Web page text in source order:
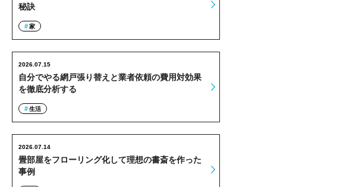
秘訣
家
自分でやる網戸張り替えと業者依頼の費用対効果
を徹底分析する
2026.07.15
生活
畳部屋をフローリング化して理想の書斎を作った
事例
2026.07.14